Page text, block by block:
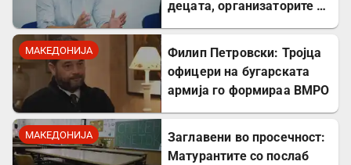
децата, организаторите и
МАКЕДОНИЈА
Филип Петровски: Тројца
офицери на бугарската
армија го формираа ВМРО
МАКЕДОНИЈА
Заглавени во просечност:
Матурантите со послаб